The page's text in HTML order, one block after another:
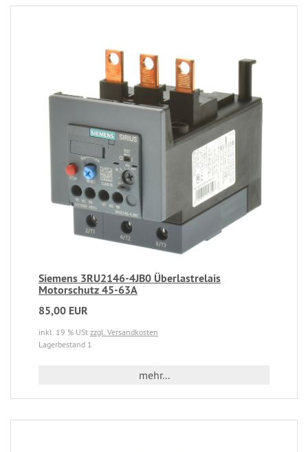
Siemens 3RU2146-4JB0 Überlastrelais
Motorschutz 45-63A
85,00 EUR
inkl. 19 % USt zzgl. Versandkosten
Lagerbestand 1
mehr...